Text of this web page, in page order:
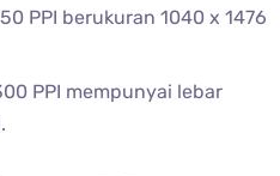
PPI berukuran 1040 x 1476
PPI mempunyai lebar